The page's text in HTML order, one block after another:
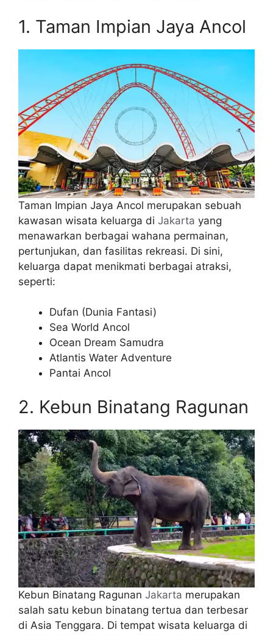
1. Taman Impian Jaya Ancol
Taman Impian Jaya Ancol merupakan sebuah
kawasan wisata keluarga di Jakarta yang
menawarkan berbagai wahana permainan,
pertunjukan, dan fasilitas rekreasi. Di sini,
keluarga dapat menikmati berbagai atraksi,
seperti:
Dufan (Dunia Fantasi)
Sea World Ancol
Ocean Dream Samudra
Atlantis Water Adventure
Pantai Ancol
2. Kebun Binatang Ragunan
Kebun Binatang Ragunan Jakarta merupakan
salah satu kebun binatang tertua dan terbesar
di Asia Tenggara. Di tempat wisata keluarga di